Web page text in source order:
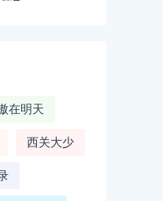
在明天
西关大少